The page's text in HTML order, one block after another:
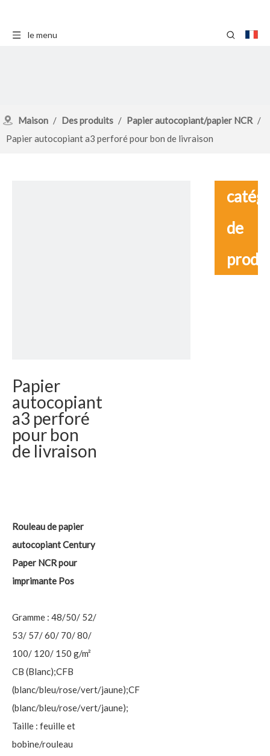
le menu
Maison / Des produits / Papier autocopiant/papier NCR /
Papier autocopiant a3 perforé pour bon de livraison
Papier
autocopiant
a3 perforé
pour bon
de livraison
Rouleau de papier
autocopiant Century
Paper NCR pour
imprimante Pos
Gramme : 48/50/ 52/
53/ 57/ 60/ 70/ 80/
100/ 120/ 150 g/m²
CB (Blanc);CFB
(blanc/bleu/rose/vert/jaune);CF
(blanc/bleu/rose/vert/jaune);
Taille : feuille et
bobine/rouleau
de